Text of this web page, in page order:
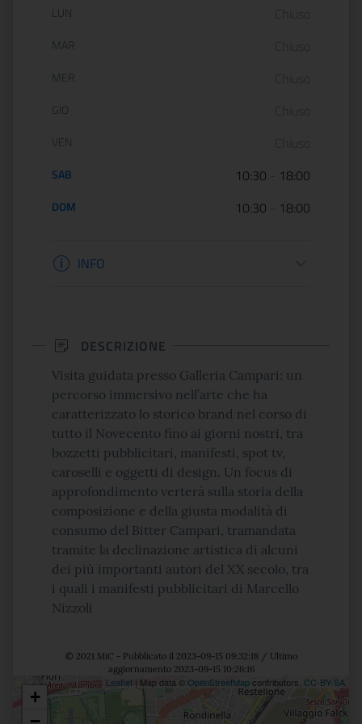
Orario di apertura:
LUN
MAR
MER
GIO
VEN
SAB 10:30 18:00
DOM 10:30 18:00
Informazioni biglietteria
INFO
DESCRIZIONE
Visita guidata presso Galleria Campari: un
percorso immersivo nell’arte che ha
caratterizzato lo storico brand nel corso di
tutto il Novecento fino ai giorni nostri, tra
bozzetti pubblicitari, manifesti, spot tv,
caroselli e oggetti di design. Un focus di
approfondimento verterà sulla storia della
composizione e della giusta modalità di
consumo del Bitter Campari, tramandata
tramite la declinazione artistica di alcuni
dei più importanti autori del XX secolo, tra
i quali i manifesti pubblicitari di Marcello
Nizzoli
© 2021 MiC - Pubblicato il 2023-09-15 09:32:18 / Ultimo
aggiornamento 2023-09-15 10:26:16
Posizione
+
Leaflet | Map data © OpenStreetMapcontributors, CC-BY-SA